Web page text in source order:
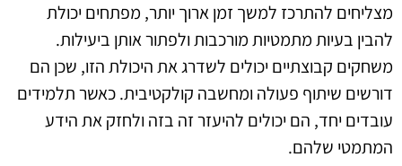
מצליחים להתרכז למשך זמן ארוך יותר, מפתחים יכולת
להבין בעיות מתמטיות מורכבות ולפתור אותן ביעילות.
משחקים קבוצתיים יכולים לשדרג את היכולת הזו, שכן הם
דורשים שיתוף פעולה ומחשבה קולקטיבית. כאשר תלמידים
עובדים יחד, הם יכולים להיעזר זה בזה ולחזק את הידע
המתמטי שלהם.